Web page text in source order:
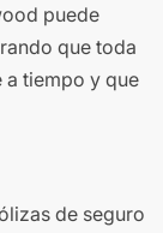
puede
que toda
a tiempo y que
de seguro